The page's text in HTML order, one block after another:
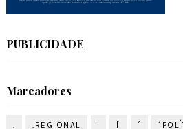
PUBLICIDADE
Marcadores
. .REGIONAL ' [ ´